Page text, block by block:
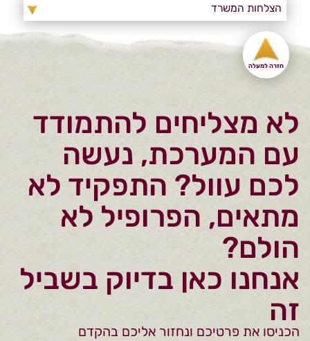
הצלחות המשרד
חזרה למעלה
לא מצליחים להתמודד
עם המערכת, נעשה
לכם עוול? התפקיד לא
מתאים, הפרופיל לא
הולם?
אנחנו כאן בדיוק בשביל
זה
הכניסו את פרטיכם ונחזור אליכם בהקדם